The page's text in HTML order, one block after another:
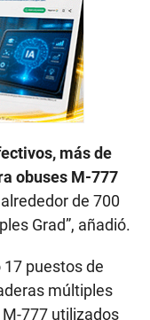
más de
obuses M-777
de 700
Grad”, añadió.
puestos de
múltiples
M-777 utilizados